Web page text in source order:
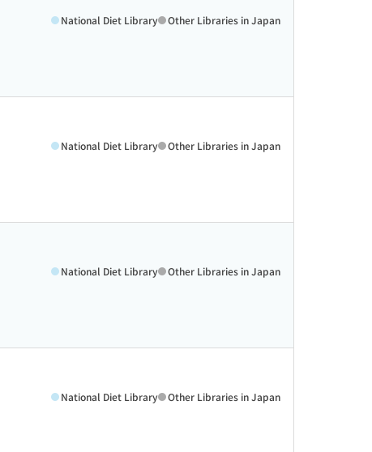
National Diet Library Other Libraries in Japan
National Diet Library Other Libraries in Japan
National Diet Library Other Libraries in Japan
National Diet Library Other Libraries in Japan